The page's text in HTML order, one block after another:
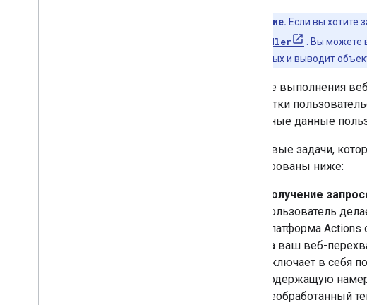
Примечание. Если вы хотите
StandardHandler
. Вы можете
входных данных и выводит
В среде выполнения
обработки
выходные данные
Ключевые задачи,
суммированы ниже:
Получение
пользователь
платформа Actions
на ваш веб-
включает в себя
содержащую
необработанный